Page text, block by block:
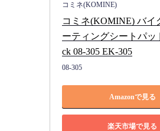
コミネ(KOMINE)
コミネ(KOMINE) バイ
ーティングシートパッ
ck 08-305 EK-305
08-305
Amazonで見る
楽天市場で見る